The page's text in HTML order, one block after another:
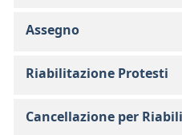
Assegno
Riabilitazione Protesti
Cancellazione per